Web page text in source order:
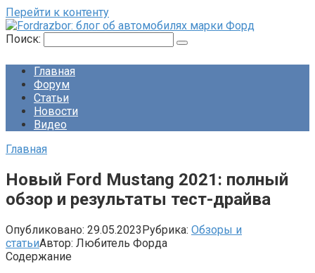
Перейти к контенту
Поиск:
Главная
Форум
Статьи
Новости
Видео
Главная
Новый Ford Mustang 2021: полный
обзор и результаты тест-драйва
Опубликовано: 29.05.2023Рубрика: Обзоры и
статьиАвтор: Любитель Форда
Содержание